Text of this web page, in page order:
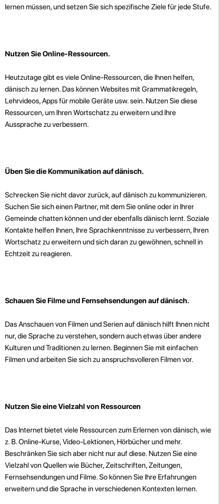
lernen müssen, und setzen Sie sich spezifische Ziele für jede Stufe.
Nutzen Sie Online-Ressourcen.
Heutzutage gibt es viele Online-Ressourcen, die Ihnen helfen,
dänisch zu lernen. Das können Websites mit Grammatikregeln,
Lehrvideos, Apps für mobile Geräte usw. sein. Nutzen Sie diese
Ressourcen, um Ihren Wortschatz zu erweitern und Ihre
Aussprache zu verbessern.
Üben Sie die Kommunikation auf dänisch.
Schrecken Sie nicht davor zurück, auf dänisch zu kommunizieren.
Suchen Sie sich einen Partner, mit dem Sie online oder in Ihrer
Gemeinde chatten können und der ebenfalls dänisch lernt. Soziale
Kontakte helfen Ihnen, Ihre Sprachkenntnisse zu verbessern, Ihren
Wortschatz zu erweitern und sich daran zu gewöhnen, schnell in
Echtzeit zu reagieren.
Schauen Sie Filme und Fernsehsendungen auf dänisch.
Das Anschauen von Filmen und Serien auf dänisch hilft Ihnen nicht
nur, die Sprache zu verstehen, sondern auch etwas über andere
Kulturen und Traditionen zu lernen. Beginnen Sie mit einfachen
Filmen und arbeiten Sie sich zu anspruchsvolleren Filmen vor.
Nutzen Sie eine Vielzahl von Ressourcen
Das Internet bietet viele Ressourcen zum Erlernen von dänisch, wie
z. B. Online-Kurse, Video-Lektionen, Hörbücher und mehr.
Beschränken Sie sich aber nicht nur auf diese. Nutzen Sie eine
Vielzahl von Quellen wie Bücher, Zeitschriften, Zeitungen,
Fernsehsendungen und Filme. So können Sie Ihre Erfahrungen
erweitern und die Sprache in verschiedenen Kontexten lernen.